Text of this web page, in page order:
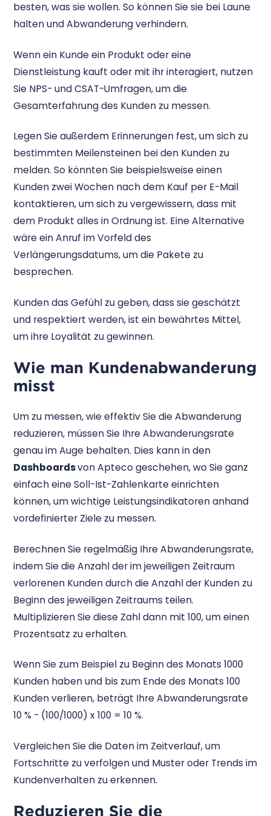
besten, was sie wollen. So können Sie sie bei Laune
halten und Abwanderung verhindern.
Wenn ein Kunde ein Produkt oder eine
Dienstleistung kauft oder mit ihr interagiert, nutzen
Sie NPS- und CSAT-Umfragen, um die
Gesamterfahrung des Kunden zu messen.
Legen Sie außerdem Erinnerungen fest, um sich zu
bestimmten Meilensteinen bei den Kunden zu
melden. So könnten Sie beispielsweise einen
Kunden zwei Wochen nach dem Kauf per E-Mail
kontaktieren, um sich zu vergewissern, dass mit
dem Produkt alles in Ordnung ist. Eine Alternative
wäre ein Anruf im Vorfeld des
Verlängerungsdatums, um die Pakete zu
besprechen.
Kunden das Gefühl zu geben, dass sie geschätzt
und respektiert werden, ist ein bewährtes Mittel,
um ihre Loyalität zu gewinnen.
Wie man Kundenabwanderung
misst
Um zu messen, wie effektiv Sie die Abwanderung
reduzieren, müssen Sie Ihre Abwanderungsrate
genau im Auge behalten. Dies kann in den
Dashboardsvon Apteco geschehen, wo Sie ganz
einfach eine Soll-Ist-Zahlenkarte einrichten
können, um wichtige Leistungsindikatoren anhand
vordefinierter Ziele zu messen.
Berechnen Sie regelmäßig Ihre Abwanderungsrate,
indem Sie die Anzahl der im jeweiligen Zeitraum
verlorenen Kunden durch die Anzahl der Kunden zu
Beginn des jeweiligen Zeitraums teilen.
Multiplizieren Sie diese Zahl dann mit 100, um einen
Prozentsatz zu erhalten.
Wenn Sie zum Beispiel zu Beginn des Monats 1000
Kunden haben und bis zum Ende des Monats 100
Kunden verlieren, beträgt Ihre Abwanderungsrate
10 % - (100/1000) x 100 = 10 %.
Vergleichen Sie die Daten im Zeitverlauf, um
Fortschritte zu verfolgen und Muster oder Trends im
Kundenverhalten zu erkennen.
Reduzieren Sie die